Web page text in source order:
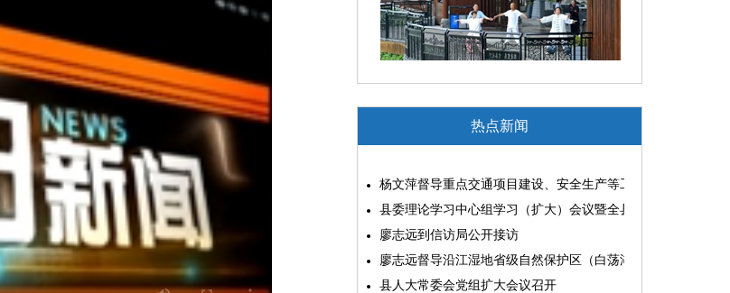
热点新闻
杨文萍督导重点交通项目建设、安全生产等工作
县委理论学习中心组学习（扩大）会议暨全县“两为”能力素质
廖志远到信访局公开接访
廖志远督导沿江湿地省级自然保护区（白荡湖片区）问题整改
县人大常委会党组扩大会议召开